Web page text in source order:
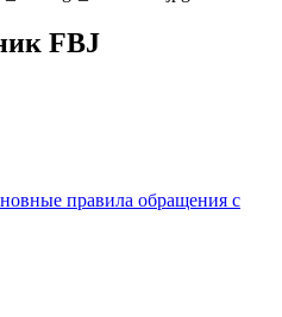
FBJ
правила обращения с